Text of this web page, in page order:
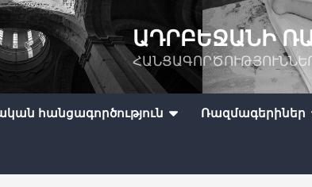
ԱԴՐԲԵՋԱՆԻ
հանցագործություն Ռազմագերիներ